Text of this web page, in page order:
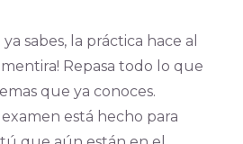
sabes, la práctica hace al
mentira! Repasa todo lo que
que ya conoces.
está hecho para